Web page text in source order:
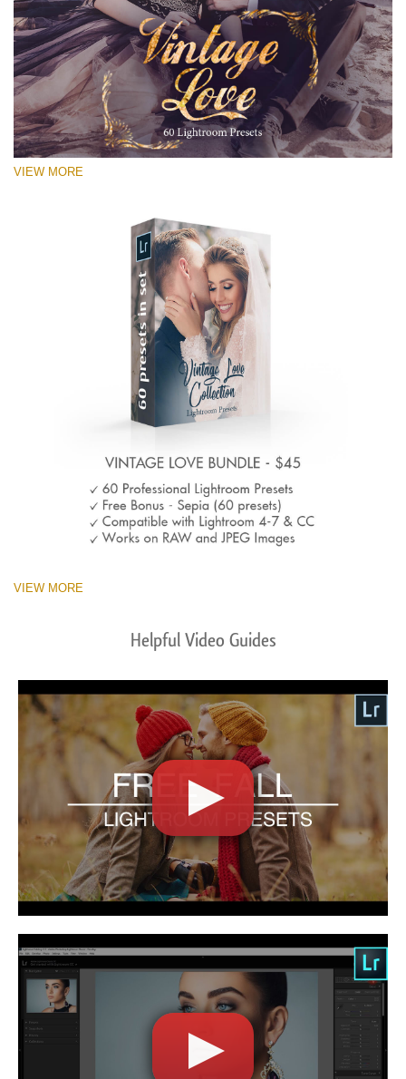
VIEW MORE
VIEW MORE
Helpful Video Guides